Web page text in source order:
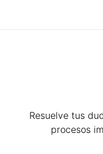
Resuelve tus
procesos